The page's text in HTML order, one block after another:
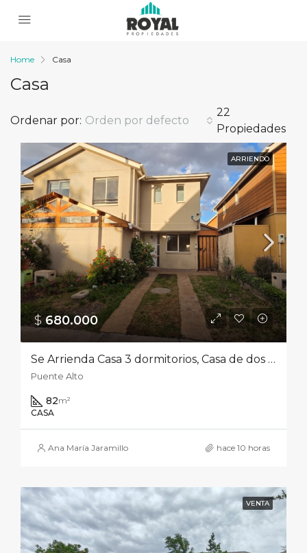
Home Casa
Casa
22
Propiedades
Ordenar por: Orden por defecto
ARRIENDO
$680.000‎
Se Arrienda Casa 3 dormitorios, Casa de dos pisos, modelo Sauce, en el condominio Jardines de Vizcachas.
Puente Alto
82m²
CASA
Ana María Jaramillo hace 10 horas
VENTA